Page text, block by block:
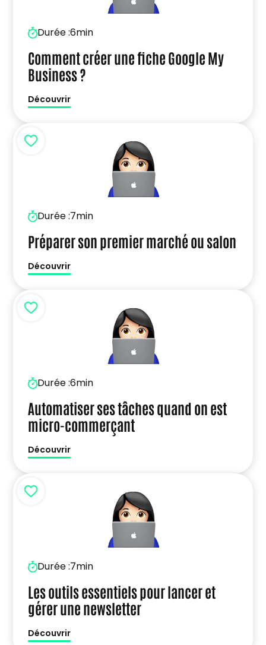
Durée :6min
Comment créer une fiche Google My
Business ?
Découvrir
Durée :7min
Préparer son premier marché ou salon
Découvrir
Durée :6min
Automatiser ses tâches quand on est
micro-commerçant
Découvrir
Durée :7min
Les outils essentiels pour lancer et
gérer une newsletter
Découvrir